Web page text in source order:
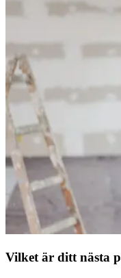
Vilket är ditt nästa